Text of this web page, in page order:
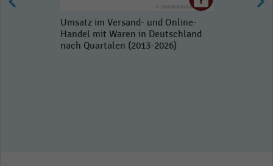
Umsatz im Versand- und Online-
Handel mit Waren in Deutschland
nach Quartalen (2013-2026)